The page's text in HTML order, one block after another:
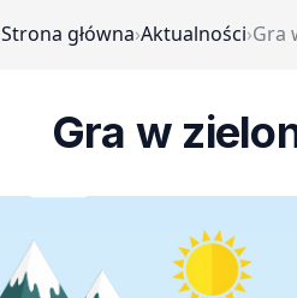
Strona główna›Aktualności›Gra
Gra w